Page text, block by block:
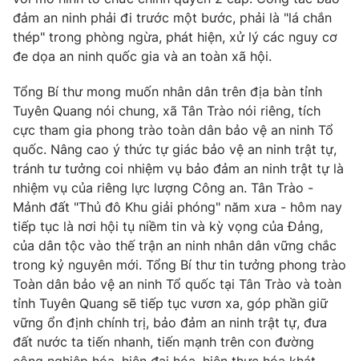
đảm an ninh phải đi trước một bước, phải là "lá chắn
thép" trong phòng ngừa, phát hiện, xử lý các nguy cơ
đe dọa an ninh quốc gia và an toàn xã hội.
Tổng Bí thư mong muốn nhân dân trên địa bàn tỉnh
Tuyên Quang nói chung, xã Tân Trào nói riêng, tích
cực tham gia phong trào toàn dân bảo vệ an ninh Tổ
quốc. Nâng cao ý thức tự giác bảo vệ an ninh trật tự,
tránh tư tưởng coi nhiệm vụ bảo đảm an ninh trật tự là
nhiệm vụ của riêng lực lượng Công an. Tân Trào -
Mảnh đất "Thủ đô Khu giải phóng" năm xưa - hôm nay
tiếp tục là nơi hội tụ niềm tin và kỳ vọng của Đảng,
của dân tộc vào thế trận an ninh nhân dân vững chắc
trong kỷ nguyên mới. Tổng Bí thư tin tưởng phong trào
Toàn dân bảo vệ an ninh Tổ quốc tại Tân Trào và toàn
tỉnh Tuyên Quang sẽ tiếp tục vươn xa, góp phần giữ
vững ổn định chính trị, bảo đảm an ninh trật tự, đưa
đất nước ta tiến nhanh, tiến mạnh trên con đường